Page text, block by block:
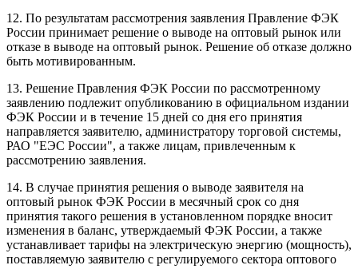
12. По результатам рассмотрения заявления Правление ФЭК
России принимает решение о выводе на оптовый рынок или
отказе в выводе на оптовый рынок. Решение об отказе должно
быть мотивированным.
13. Решение Правления ФЭК России по рассмотренному
заявлению подлежит опубликованию в официальном издании
ФЭК России и в течение 15 дней со дня его принятия
направляется заявителю, администратору торговой системы,
РАО "ЕЭС России", а также лицам, привлеченным к
рассмотрению заявления.
14. В случае принятия решения о выводе заявителя на
оптовый рынок ФЭК России в месячный срок со дня
принятия такого решения в установленном порядке вносит
изменения в баланс, утверждаемый ФЭК России, а также
устанавливает тарифы на электрическую энергию (мощность),
поставляемую заявителю с регулируемого сектора оптового